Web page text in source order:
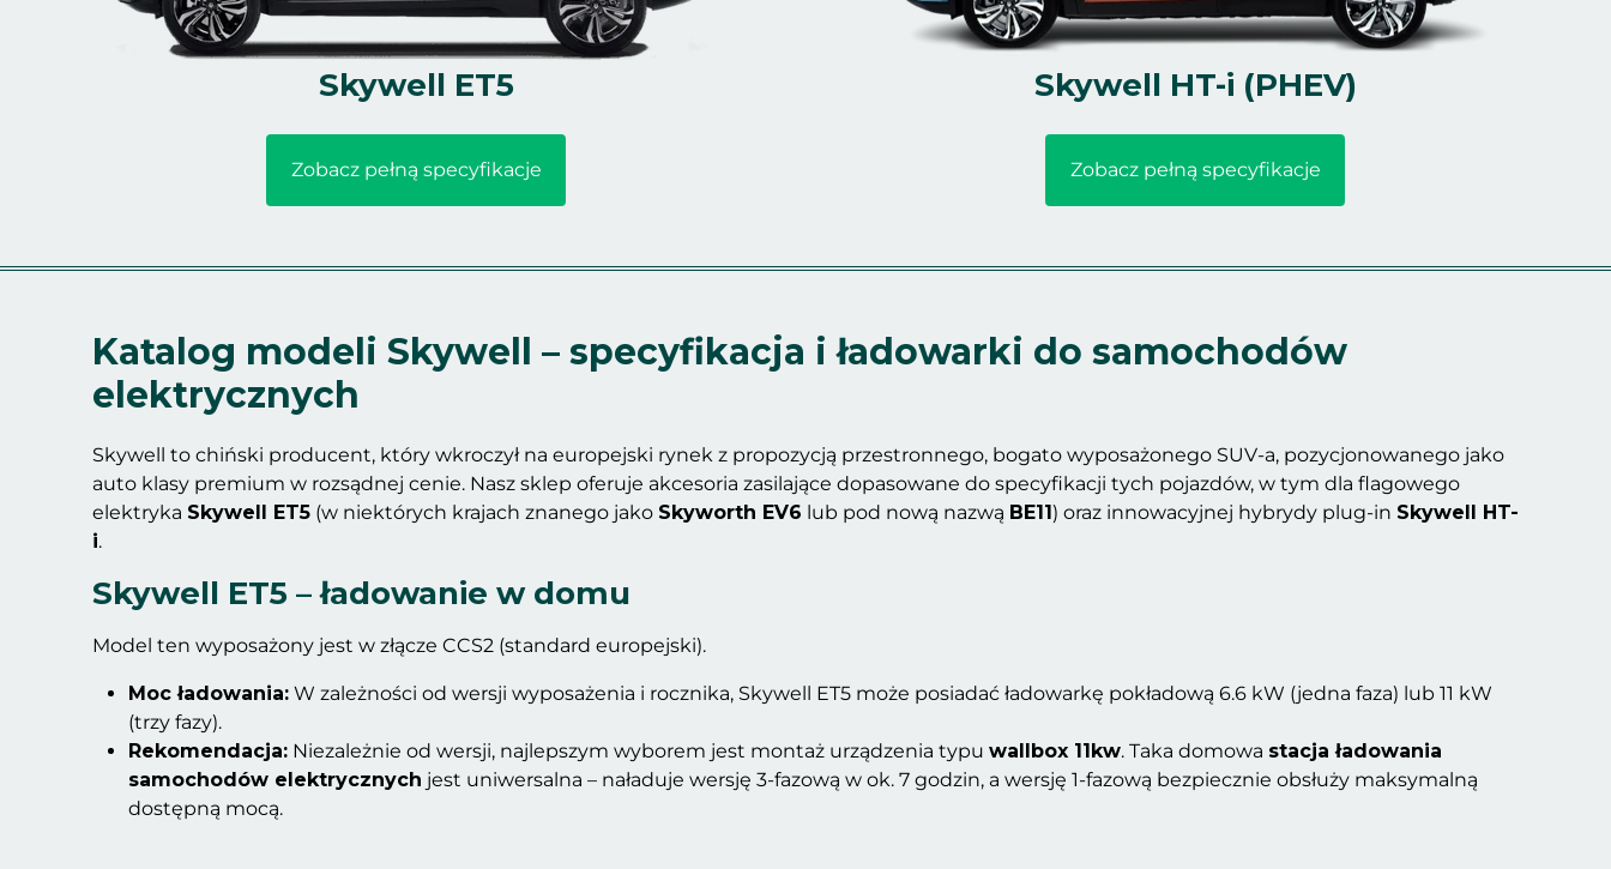
Skywell HT-i (PHEV)
Zobacz pełną specyfikacje
Skywell ET5
Zobacz pełną specyfikacje
Katalog modeli Skywell – specyfikacja i ładowarki do samochodów
elektrycznych
Skywell to chiński producent, który wkroczył na europejski rynek z propozycją przestronnego, bogato wyposażonego SUV-a, pozycjonowanego jako
auto klasy premium w rozsądnej cenie. Nasz sklep oferuje akcesoria zasilające dopasowane do specyfikacji tych pojazdów, w tym dla flagowego
elektryka Skywell ET5 (w niektórych krajach znanego jako Skyworth EV6 lub pod nową nazwą BE11) oraz innowacyjnej hybrydy plug-in Skywell HT-
i.
Skywell ET5 – ładowanie w domu
Model ten wyposażony jest w złącze CCS2 (standard europejski).
Moc ładowania: W zależności od wersji wyposażenia i rocznika, Skywell ET5 może posiadać ładowarkę pokładową 6.6 kW (jedna faza) lub 11 kW
(trzy fazy).
Rekomendacja: Niezależnie od wersji, najlepszym wyborem jest montaż urządzenia typu wallbox 11kw. Taka domowa stacja ładowania
samochodów elektrycznych jest uniwersalna – naładuje wersję 3-fazową w ok. 7 godzin, a wersję 1-fazową bezpiecznie obsłuży maksymalną
dostępną mocą.